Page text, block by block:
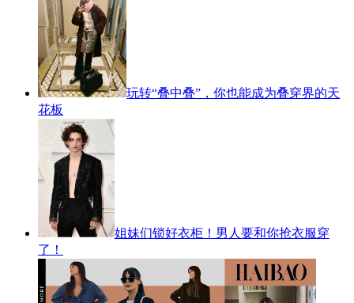
玩转“叠中叠”，你也能成为叠穿界的天
花板
姐妹们锁好衣柜！男人要和你抢衣服穿
了！